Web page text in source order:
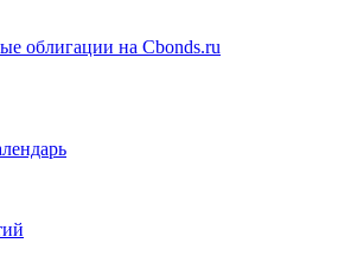
облигации на Cbonds.ru